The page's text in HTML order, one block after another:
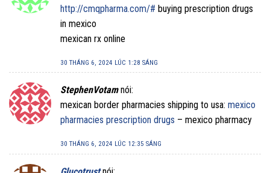
http://cmqpharma.com/# buying prescription drugs
in mexico
mexican rx online
30 THÁNG 6, 2024 LÚC 1:28 SÁNG
StephenVotam nói:
mexican border pharmacies shipping to usa: mexico
pharmacies prescription drugs – mexico pharmacy
30 THÁNG 6, 2024 LÚC 12:35 SÁNG